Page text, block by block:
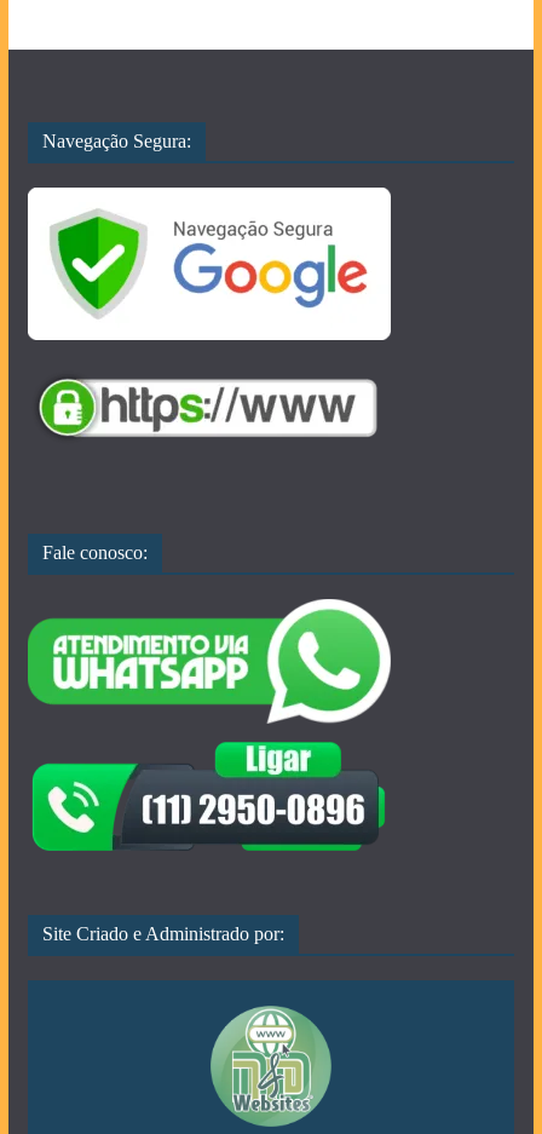
Navegação Segura:
Fale conosco:
Site Criado e Administrado por: